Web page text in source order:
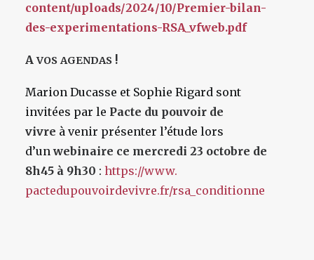
content/uploads/2024/10/Premier-bilan-
des-experimentations-RSA_vfweb.pdf
AVOS AGENDAS !
Marion Ducasse et Sophie Rigard sont
invitées par le Pacte du pouvoir de
vivre à venir présenter l’étude lors
d’unwebinaire ce mercredi 23 octobre de
8h45 à 9h30 : https://www.
pactedupouvoirdevivre.fr/rsa_ conditionne